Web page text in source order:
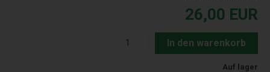
26,00 EUR
In den warenkorb
Auf lager